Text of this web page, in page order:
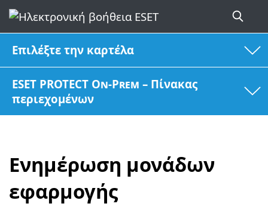
Επιλέξτε την καρτέλα
ESET PROTECT On-Prem – Πίνακας
περιεχομένων
Ενημέρωση μονάδων
εφαρμογής